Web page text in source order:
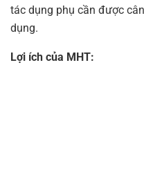
tác dụng phụ cần được
dụng.
Lợi ích của MHT: